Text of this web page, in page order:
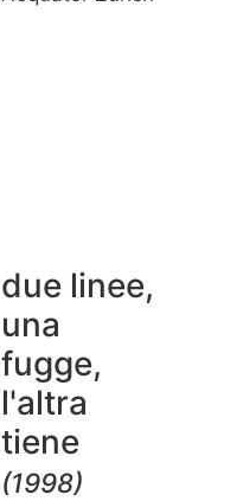
due linee,
una
fugge,
l'altra
tiene
(1998)